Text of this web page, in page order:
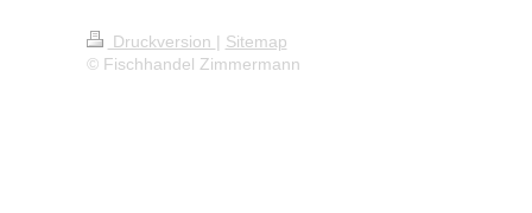
Druckversion | Sitemap
© Fischhandel Zimmermann